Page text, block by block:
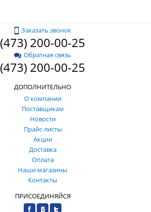
Заказать звонок
(473) 200-00-25
Обратная связь
(473) 200-00-25
ДОПОЛНИТЕЛЬНО
О компании
Поставщикам
Новости
Прайс-листы
Акции
Доставка
Оплата
Наши магазины
Контакты
ПРИСОЕДИНЯЙСЯ